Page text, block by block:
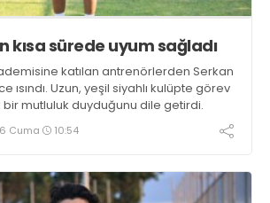
kısa sürede uyum sağladı
katılan antrenörlerden Serkan
ısındı. Uzun, yeşil siyahlı kulüpte görev
bir mutluluk duyduğunu dile getirdi.
Cuma 10:54